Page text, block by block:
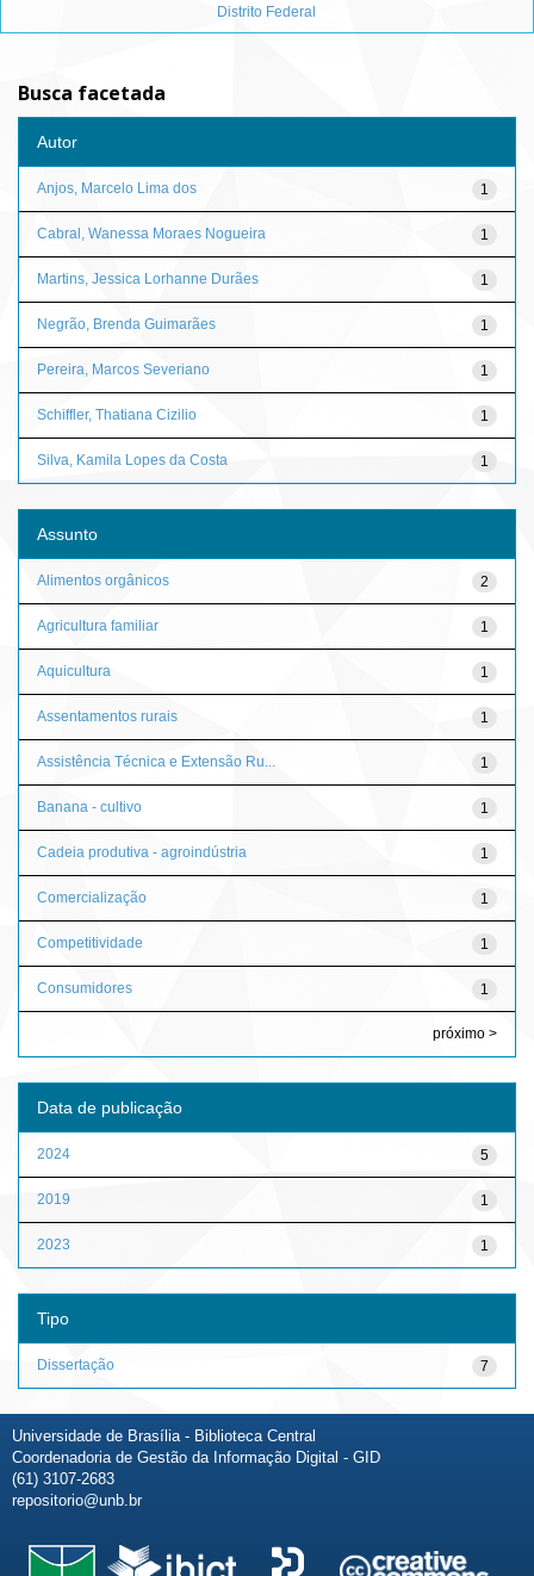
Distrito Federal
Busca facetada
Autor
1
Anjos, Marcelo Lima dos
1
Cabral, Wanessa Moraes Nogueira
1
Martins, Jessica Lorhanne Durães
1
Negrão, Brenda Guimarães
1
Pereira, Marcos Severiano
1
Schiffler, Thatiana Cizilio
1
Silva, Kamila Lopes da Costa
Assunto
2
Alimentos orgânicos
1
Agricultura familiar
1
Aquicultura
1
Assentamentos rurais
1
Assistência Técnica e Extensão Ru...
1
Banana - cultivo
1
Cadeia produtiva - agroindústria
1
Comercialização
1
Competitividade
1
Consumidores
próximo >
Data de publicação
5
2024
1
2019
1
2023
Tipo
7
Dissertação
Universidade de Brasília - Biblioteca Central
Coordenadoria de Gestão da Informação Digital - GID
(61) 3107-2683
repositorio@unb.br